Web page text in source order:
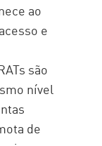
ao
e
são
nível
de